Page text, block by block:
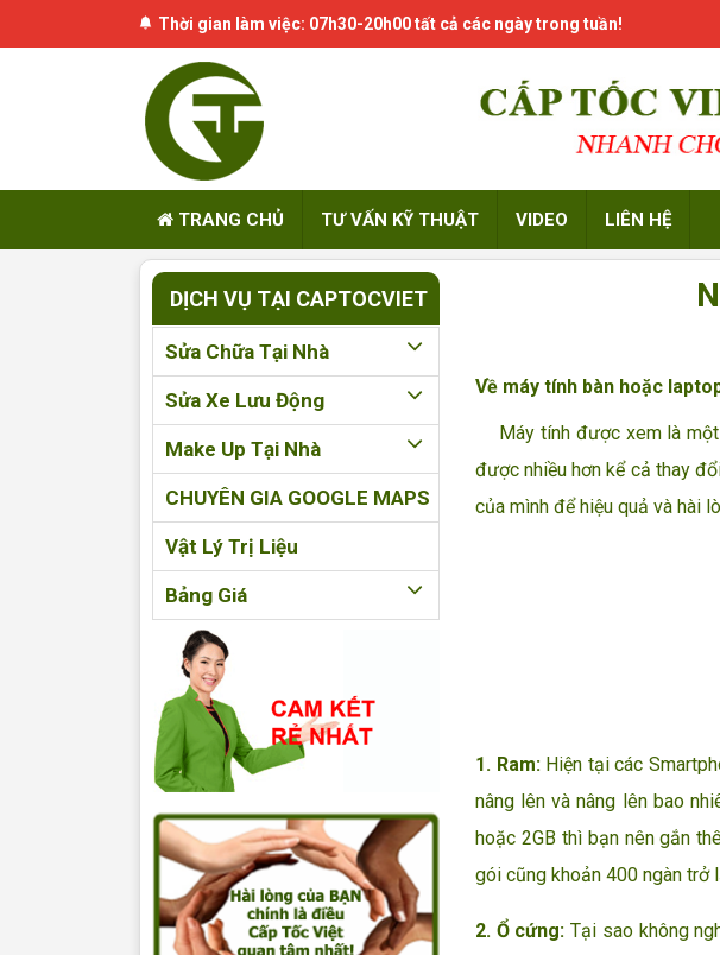
Thời gian làm việc: 07h30-20h00 tất cả các ngày trong tuần!
TRANG CHỦ TƯ VẤN KỸ THUẬT VIDEO LIÊN HỆ
DỊCH VỤ TẠI CAPTOCVIET
Sửa Chữa Tại Nhà
Sửa Xe Lưu Động
Make Up Tại Nhà
CHUYÊN GIA GOOGLE MAPS
Vật Lý Trị Liệu
Bảng Giá
Về máy tính bàn hoặc
Máy tính được xem là một
được nhiều hơn kể cả thay
của mình để hiệu quả và hài
1. Ram: Hiện tại các
nâng lên và nâng lên bao
hoặc 2GB thì bạn nên gắn
gói cũng khoản 400 ngàn trở
2. Ổ cứng: Tại sao không